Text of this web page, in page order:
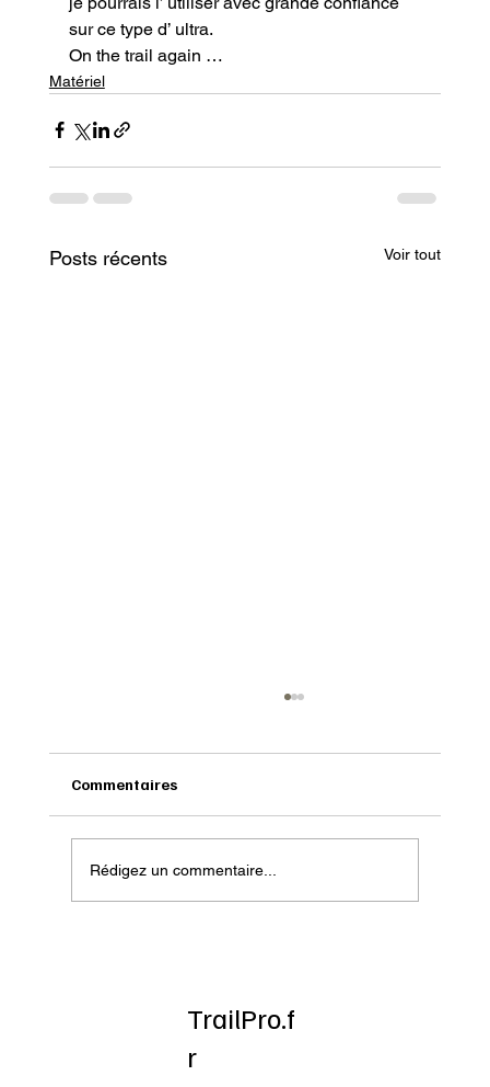
sur ce type d’ ultra.
On the trail again …
Matériel
Posts récents Voir tout
Onatera : Pour affronter l’hiver
Commentaires
Rédigez un commentaire...
TrailPro.f
r